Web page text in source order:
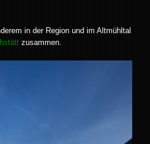
in der Region und im Altmühltal
zusammen.